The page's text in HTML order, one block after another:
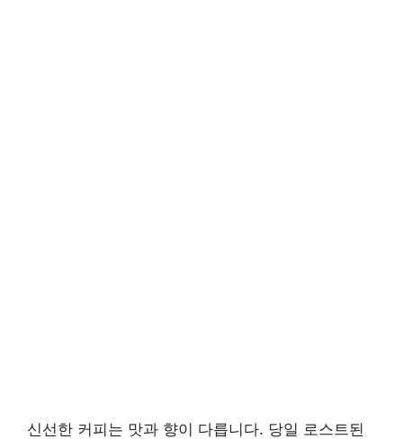
신선한 커피는 맛과 향이 다릅니다. 당일 로스트된